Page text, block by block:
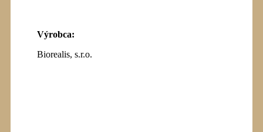
Výrobca:
Biorealis, s.r.o.